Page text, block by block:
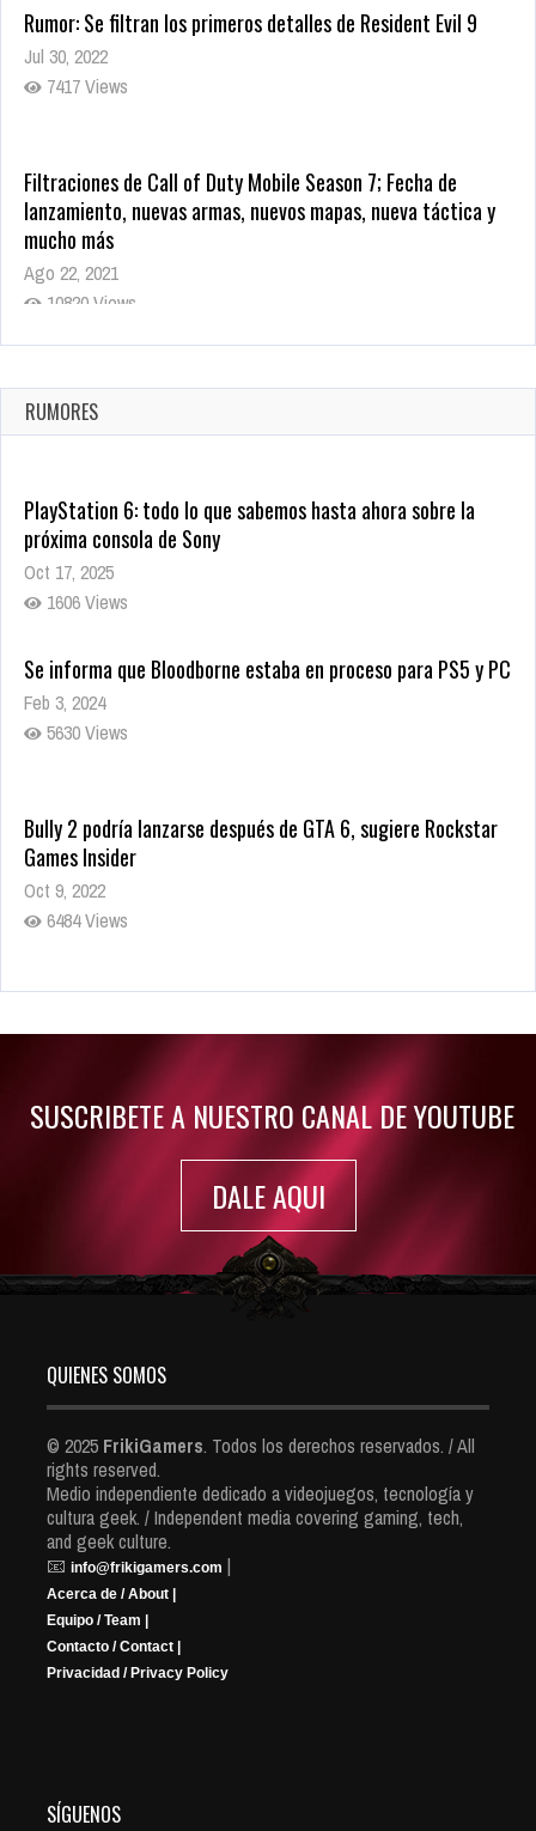
Rumor: Se filtran los primeros detalles de Resident Evil 9
Jul 30, 2022
7417 Views
Filtraciones de Call of Duty Mobile Season 7; Fecha de
lanzamiento, nuevas armas, nuevos mapas, nueva táctica y
mucho más
Ago 22, 2021
10820 Views
La configuración de Call of Duty 2021 aparentemente ya fue
Ago 8, 2021
10005 Views
RUMORES
PlayStation 6: todo lo que sabemos hasta ahora sobre la
próxima consola de Sony
Oct 17, 2025
1606 Views
Se informa que Bloodborne estaba en proceso para PS5 y PC
Feb 3, 2024
5630 Views
Bully 2 podría lanzarse después de GTA 6, sugiere Rockstar
Games Insider
Oct 9, 2022
6484 Views
Rumor: Se filtran los primeros detalles de Resident Evil 9
SUSCRIBETE A NUESTRO CANAL DE YOUTUBE
DALE AQUI
QUIENES SOMOS
© 2025 FrikiGamers. Todos los derechos reservados. / All
rights reserved.
Medio independiente dedicado a videojuegos, tecnología y
cultura geek. / Independent media covering gaming, tech,
and geek culture.
📧 info@frikigamers.com |
Acerca de / About |
Equipo / Team |
Contacto / Contact |
Privacidad / Privacy Policy
SÍGUENOS